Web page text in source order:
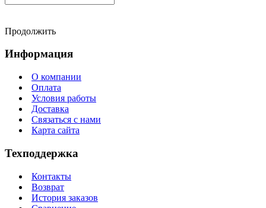
Продолжить
Информация
О компании
Оплата
Условия работы
Доставка
Связаться с нами
Карта сайта
Техподдержка
Контакты
Возврат
История заказов